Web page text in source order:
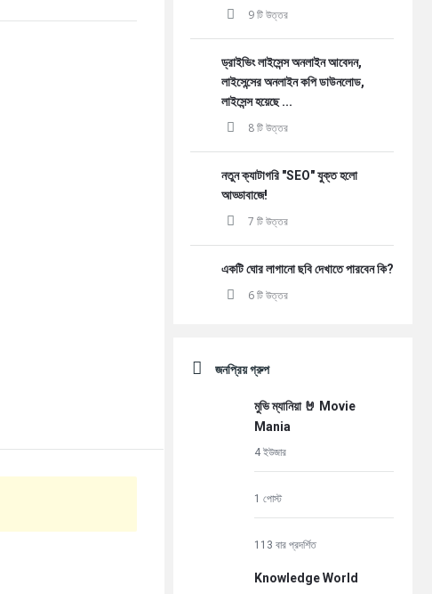
9 টি উত্তর
ড্রাইভিং লাইসেন্স অনলাইন আবেদন,
লাইসেন্সের অনলাইন কপি ডাউনলোড,
লাইসেন্স হয়েছে ...
8 টি উত্তর
নতুন ক্যাটাগরি "SEO" যুক্ত হলো
আড্ডাবাজে!
7 টি উত্তর
একটি ঘোর লাগানো ছবি দেখাতে পারবেন কি?
6 টি উত্তর
জনপ্রিয় গ্রুপ
মুভি ম্যানিয়া 🤘 Movie
Mania
4 ইউজার
1 পোস্ট
113 বার প্রদর্শিত
Knowledge World